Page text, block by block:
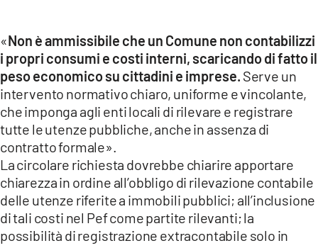
«Non è ammissibile che un Comune non contabilizzi
i propri consumi e costi interni, scaricando di fatto il
peso economico su cittadini e imprese. Serve un
intervento normativo chiaro, uniforme e vincolante,
che imponga agli enti locali di rilevare e registrare
tutte le utenze pubbliche, anche in assenza di
contratto formale».
La circolare richiesta dovrebbe chiarire apportare
chiarezza in ordine all’obbligo di rilevazione contabile
delle utenze riferite a immobili pubblici; all’inclusione
di tali costi nel Pef come partite rilevanti; la
possibilità di registrazione extracontabile solo in